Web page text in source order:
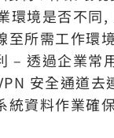
環境是否不同,
至所需工作環
– 透過企業常
安全通道去
統資料作業確